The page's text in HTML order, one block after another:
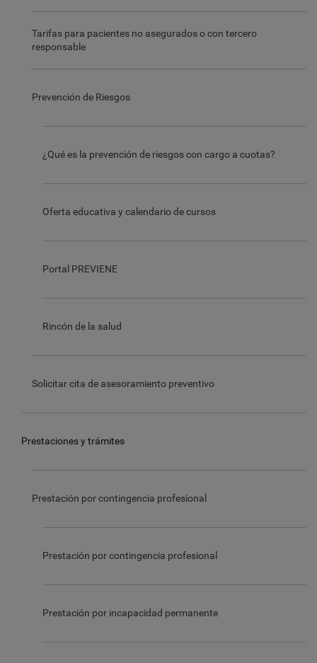
Tarifas para pacientes no asegurados o con tercero
responsable
Prevención de Riesgos
¿Qué es la prevención de riesgos con cargo a cuotas?
Oferta educativa y calendario de cursos
Portal PREVIENE
Rincón de la salud
Solicitar cita de asesoramiento preventivo
Prestaciones y trámites
Prestación por contingencia profesional
Prestación por contingencia profesional
Prestación por incapacidad permanente